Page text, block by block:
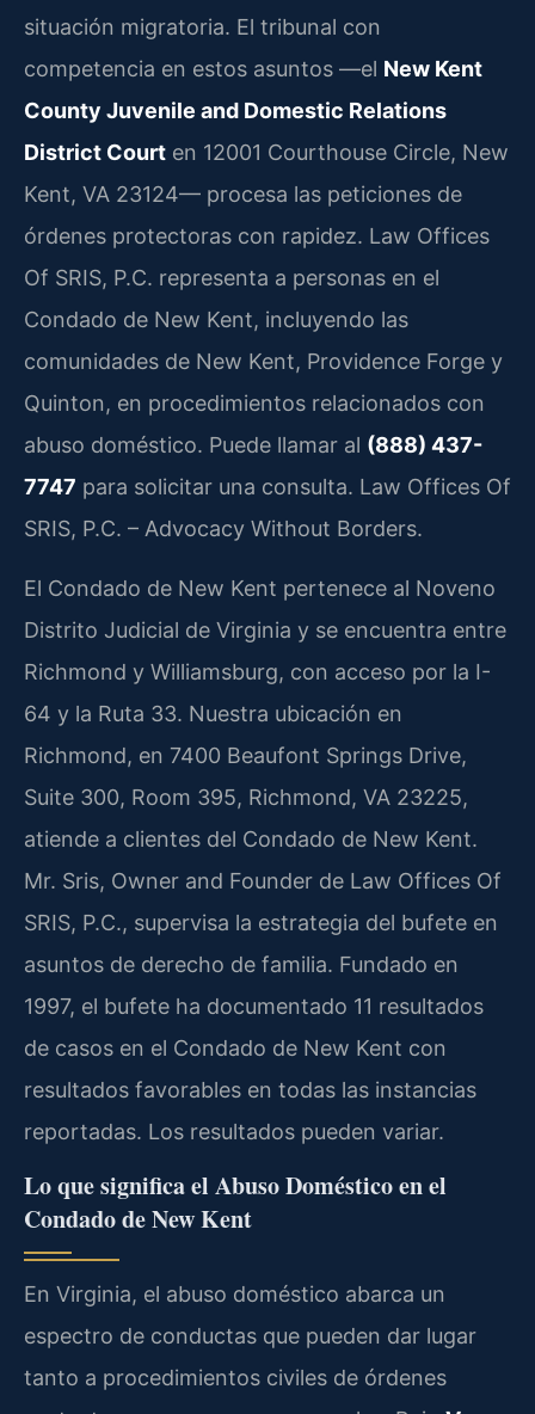
situación migratoria. El tribunal con
competencia en estos asuntos —el New Kent
County Juvenile and Domestic Relations
District Court en 12001 Courthouse Circle, New
Kent, VA 23124— procesa las peticiones de
órdenes protectoras con rapidez. Law Offices
Of SRIS, P.C. representa a personas en el
Condado de New Kent, incluyendo las
comunidades de New Kent, Providence Forge y
Quinton, en procedimientos relacionados con
abuso doméstico. Puede llamar al (888) 437-
7747 para solicitar una consulta. Law Offices Of
SRIS, P.C. – Advocacy Without Borders.
El Condado de New Kent pertenece al Noveno
Distrito Judicial de Virginia y se encuentra entre
Richmond y Williamsburg, con acceso por la I-
64 y la Ruta 33. Nuestra ubicación en
Richmond, en 7400 Beaufont Springs Drive,
Suite 300, Room 395, Richmond, VA 23225,
atiende a clientes del Condado de New Kent.
Mr. Sris, Owner and Founder de Law Offices Of
SRIS, P.C., supervisa la estrategia del bufete en
asuntos de derecho de familia. Fundado en
1997, el bufete ha documentado 11 resultados
de casos en el Condado de New Kent con
resultados favorables en todas las instancias
reportadas. Los resultados pueden variar.
Lo que significa el Abuso Doméstico en el
Condado de New Kent
En Virginia, el abuso doméstico abarca un
espectro de conductas que pueden dar lugar
tanto a procedimientos civiles de órdenes